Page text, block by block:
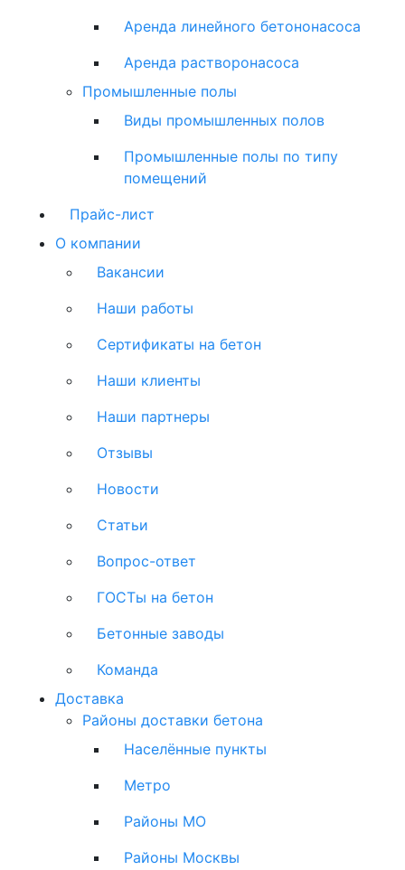
Аренда линейного бетононасоса
Аренда растворонасоса
Промышленные полы
Виды промышленных полов
Промышленные полы по типу
помещений
Прайс-лист
О компании
Вакансии
Наши работы
Сертификаты на бетон
Наши клиенты
Наши партнеры
Отзывы
Новости
Статьи
Вопрос-ответ
ГОСТы на бетон
Бетонные заводы
Команда
Доставка
Районы доставки бетона
Населённые пункты
Метро
Районы МО
Районы Москвы